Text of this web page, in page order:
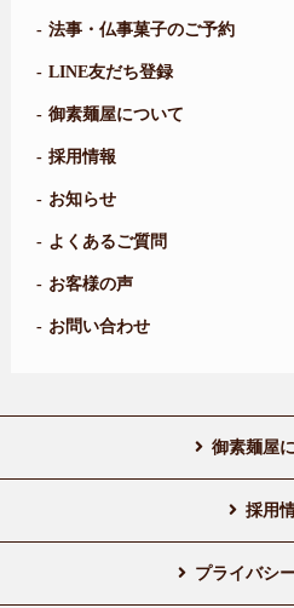
法事・仏事菓子のご予約
LINE友だち登録
御素麺屋について
採用情報
お知らせ
よくあるご質問
お客様の声
お問い合わせ
御素麺屋
採用
プライバシ